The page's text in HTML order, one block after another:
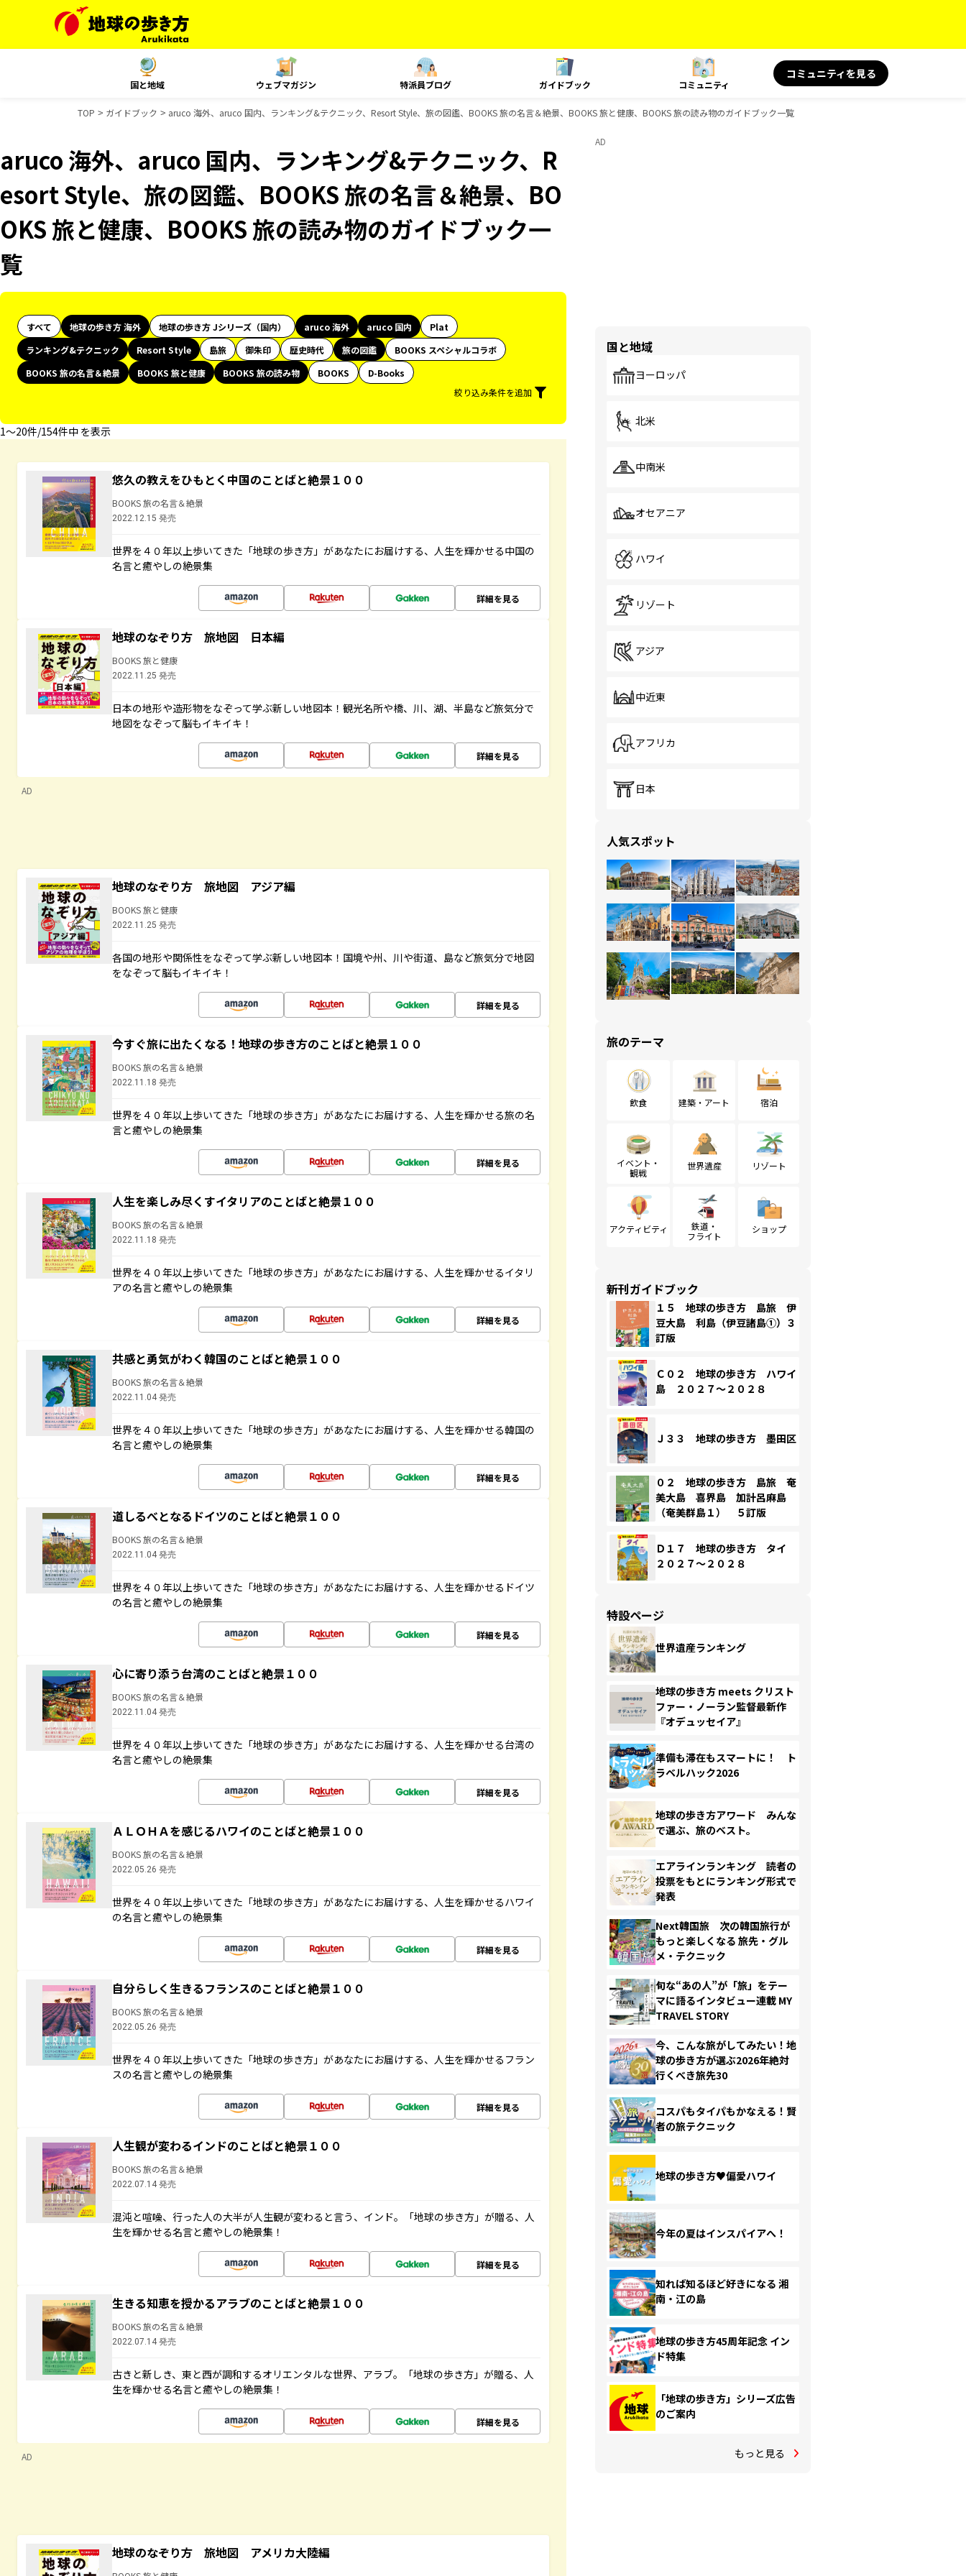
国と地域 ウェブマガジン 特派員ブログ ガイドブック コミュニティ
コミュニティを見る
TOP ガイドブック aruco 海外、aruco 国内、ランキング&テクニック、Resort Style、旅の図鑑、BOOKS 旅の名言＆絶景、BOOKS 旅と健康、BOOKS 旅の読み物のガイドブック一覧
aruco 海外、aruco 国内、ランキング&テクニック、R
esort Style、旅の図鑑、BOOKS 旅の名言＆絶景、BO
OKS 旅と健康、BOOKS 旅の読み物のガイドブック一
覧
すべて 地球の歩き方 海外 地球の歩き方 Jシリーズ（国内） aruco 海外 aruco 国内
Plat
ランキング&テクニック
Resort Style 島旅 御朱印 歴史時代 旅の図鑑
BOOKS スペシャルコラボ
BOOKS 旅の名言＆絶景
BOOKS 旅と健康 BOOKS 旅の読み物 BOOKS
D-Books
絞り込み条件を追加
1〜20件/154件中 を表示
悠久の教えをひもとく中国のことばと絶景１００
BOOKS 旅の名言＆絶景
2022.12.15 発売
世界を４０年以上歩いてきた「地球の歩き方」があなたにお届けする、人生を輝かせる中国の
名言と癒やしの絶景集
詳細を見る
地球のなぞり方 旅地図 日本編
BOOKS 旅と健康
2022.11.25 発売
日本の地形や造形物をなぞって学ぶ新しい地図本！観光名所や橋、川、湖、半島など旅気分で
地図をなぞって脳もイキイキ！
詳細を見る
AD
地球のなぞり方 旅地図 アジア編
BOOKS 旅と健康
2022.11.25 発売
各国の地形や関係性をなぞって学ぶ新しい地図本！国境や州、川や街道、島など旅気分で地図
をなぞって脳もイキイキ！
詳細を見る
今すぐ旅に出たくなる！地球の歩き方のことばと絶景１００
BOOKS 旅の名言＆絶景
2022.11.18 発売
世界を４０年以上歩いてきた「地球の歩き方」があなたにお届けする、人生を輝かせる旅の名
言と癒やしの絶景集
詳細を見る
人生を楽しみ尽くすイタリアのことばと絶景１００
BOOKS 旅の名言＆絶景
2022.11.18 発売
世界を４０年以上歩いてきた「地球の歩き方」があなたにお届けする、人生を輝かせるイタリ
アの名言と癒やしの絶景集
詳細を見る
共感と勇気がわく韓国のことばと絶景１００
BOOKS 旅の名言＆絶景
2022.11.04 発売
世界を４０年以上歩いてきた「地球の歩き方」があなたにお届けする、人生を輝かせる韓国の
名言と癒やしの絶景集
詳細を見る
道しるべとなるドイツのことばと絶景１００
BOOKS 旅の名言＆絶景
2022.11.04 発売
世界を４０年以上歩いてきた「地球の歩き方」があなたにお届けする、人生を輝かせるドイツ
の名言と癒やしの絶景集
詳細を見る
心に寄り添う台湾のことばと絶景１００
BOOKS 旅の名言＆絶景
2022.11.04 発売
世界を４０年以上歩いてきた「地球の歩き方」があなたにお届けする、人生を輝かせる台湾の
名言と癒やしの絶景集
詳細を見る
ＡＬＯＨＡを感じるハワイのことばと絶景１００
BOOKS 旅の名言＆絶景
2022.05.26 発売
世界を４０年以上歩いてきた「地球の歩き方」があなたにお届けする、人生を輝かせるハワイ
の名言と癒やしの絶景集
詳細を見る
自分らしく生きるフランスのことばと絶景１００
BOOKS 旅の名言＆絶景
2022.05.26 発売
世界を４０年以上歩いてきた「地球の歩き方」があなたにお届けする、人生を輝かせるフラン
スの名言と癒やしの絶景集
詳細を見る
人生観が変わるインドのことばと絶景１００
BOOKS 旅の名言＆絶景
2022.07.14 発売
混沌と喧噪、行った人の大半が人生観が変わると言う、インド。「地球の歩き方」が贈る、人
生を輝かせる名言と癒やしの絶景集！
詳細を見る
生きる知恵を授かるアラブのことばと絶景１００
BOOKS 旅の名言＆絶景
2022.07.14 発売
古きと新しき、東と西が調和するオリエンタルな世界、アラブ。「地球の歩き方」が贈る、人
生を輝かせる名言と癒やしの絶景集！
詳細を見る
AD
地球のなぞり方 旅地図 アメリカ大陸編
AD
国と地域
ヨーロッパ
北米
中南米
オセアニア
ハワイ
リゾート
アジア
中近東
アフリカ
日本
人気スポット
旅のテーマ
飲食 建築・アート 宿泊
イベント・
観戦
世界遺産 リゾート
アクティビティ
鉄道・
フライト
ショップ
新刊ガイドブック
１５ 地球の歩き方 島旅 伊
豆大島 利島（伊豆諸島①）３
訂版
Ｃ０２ 地球の歩き方 ハワイ
島 ２０２７～２０２８
Ｊ３３ 地球の歩き方 墨田区
０２ 地球の歩き方 島旅 奄
美大島 喜界島 加計呂麻島
（奄美群島１） ５訂版
Ｄ１７ 地球の歩き方 タイ
２０２７～２０２８
特設ページ
世界遺産ランキング
地球の歩き方 meets クリスト
ファー・ノーラン監督最新作
『オデュッセイア』
準備も滞在もスマートに！ ト
ラベルハック2026
地球の歩き方アワード みんな
で選ぶ、旅のベスト。
エアラインランキング 読者の
投票をもとにランキング形式で
発表
Next韓国旅 次の韓国旅行が
もっと楽しくなる 旅先・グル
メ・テクニック
旬な“あの人”が「旅」をテー
マに語るインタビュー連載 MY
TRAVEL STORY
今、こんな旅がしてみたい！地
球の歩き方が選ぶ2026年絶対
行くべき旅先30
コスパもタイパもかなえる！賢
者の旅テクニック
地球の歩き方♥偏愛ハワイ
今年の夏はインスパイアへ！
知れば知るほど好きになる 湘
南・江の島
地球の歩き方45周年記念 イン
ド特集
「地球の歩き方」シリーズ広告
のご案内
もっと見る